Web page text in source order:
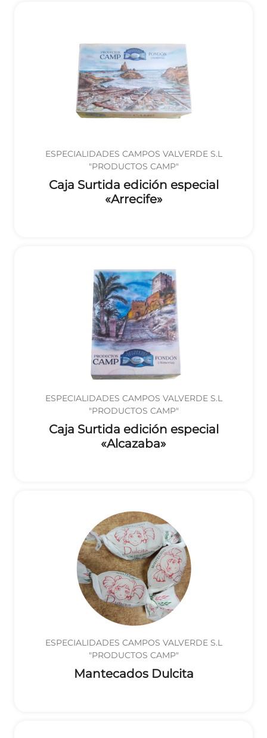
ESPECIALIDADES CAMPOS VALVERDE S.L
"PRODUCTOS CAMP"
Caja Surtida edición especial
«Arrecife»
ESPECIALIDADES CAMPOS VALVERDE S.L
"PRODUCTOS CAMP"
Caja Surtida edición especial
«Alcazaba»
ESPECIALIDADES CAMPOS VALVERDE S.L
"PRODUCTOS CAMP"
Mantecados Dulcita